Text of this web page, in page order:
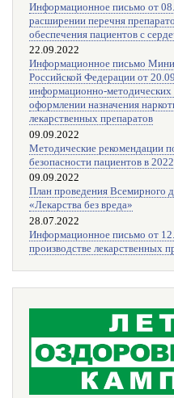
Информационное письмо от
расширении перечня
обеспечения пациентов с
22.09.2022
Информационное письмо
Российской Федерации от
информационно-методических
оформлении назначения
лекарственных препаратов
09.09.2022
Методические рекомендации
безопасности пациентов в
09.09.2022
План проведения Всемирного
«Лекарства без вреда»
28.07.2022
Информационное письмо от
производстве лекарственных